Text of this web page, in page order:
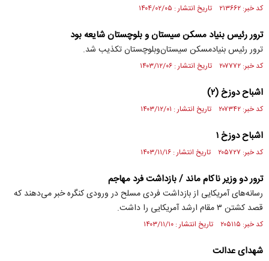
کد خبر: ۲۱۳۶۶۲ تاریخ انتشار : ۱۴۰۴/۰۲/۰۵
ترور رئیس بنیاد مسکن سیستان‌ و‌ بلوچستان شایعه بود
ترور رئیس بنیادمسکن سیستان‌و‌بلوچستان تکذیب شد.
کد خبر: ۲۰۷۷۷۲ تاریخ انتشار : ۱۴۰۳/۱۲/۰۶
اشباح دوزخ (۲)
کد خبر: ۲۰۷۳۴۲ تاریخ انتشار : ۱۴۰۳/۱۲/۰۱
اشباح دوزخ ۱
کد خبر: ۲۰۵۷۲۷ تاریخ انتشار : ۱۴۰۳/۱۱/۱۶
ترور دو وزیر ناکام ماند / بازداشت فرد مهاجم
رسانه‌های آمریکایی از بازداشت فردی مسلح در ورودی کنگره خبر می‌دهند که
قصد کشتن ۳ مقام ارشد آمریکایی را داشت.
کد خبر: ۲۰۵۱۱۵ تاریخ انتشار : ۱۴۰۳/۱۱/۱۰
شهدای عدالت